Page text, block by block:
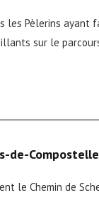
les Pèlerins ayant
sur le
de-
le Chemin de